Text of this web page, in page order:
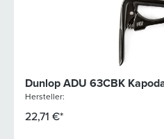
Dunlop ADU 63CBK
Hersteller:
22,71 €*